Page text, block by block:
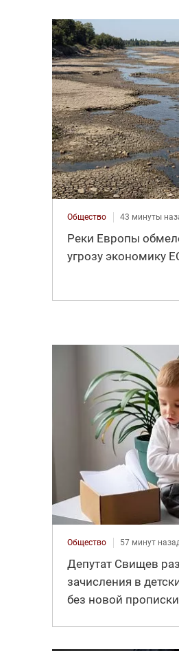
Общество 43 минуты
Реки Европы
угрозу экономику
Общество 57 минут
Депутат Свищев
зачисления в
без новой прописки